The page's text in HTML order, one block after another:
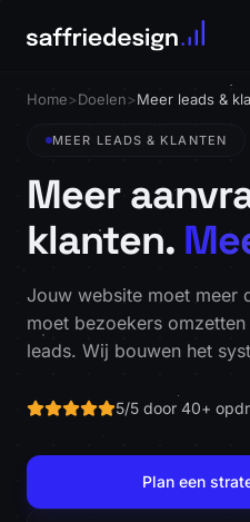
Home>Doelen>Meer leads &
MEER LEADS & KLANTEN
Meer
klanten.
Jouw website moet meer
moet bezoekers
leads. Wij bouwen het
5/5 door 40+
Plan een